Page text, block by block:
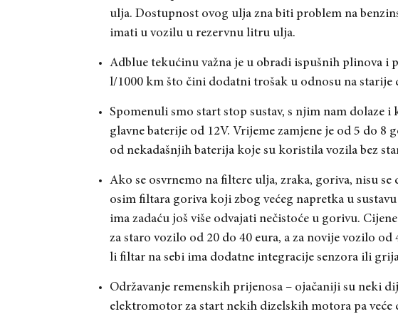
ulja. Dostupnost ovog ulja zna biti problem na
imati u vozilu u rezervnu litru ulja.
Adblue tekućinu važna je u obradi ispušnih plinova i
l/1000 km što čini dodatni trošak u odnosu na starije
Spomenuli smo start stop sustav, s njim nam dolaze
glavne baterije od 12V. Vrijeme zamjene je od 5 do 8
od nekadašnjih baterija koje su koristila vozila bez
Ako se osvrnemo na filtere ulja, zraka, goriva, nisu
osim filtara goriva koji zbog većeg napretka u
ima zadaću još više odvajati nečistoće u gorivu.
za staro vozilo od 20 do 40 eura, a za novije vozilo
li filtar na sebi ima dodatne integracije senzora ili
Održavanje remenskih prijenosa – ojačaniji su neki
elektromotor za start nekih dizelskih motora pa